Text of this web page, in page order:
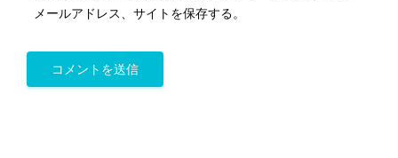
メールアドレス、サイトを保存する。